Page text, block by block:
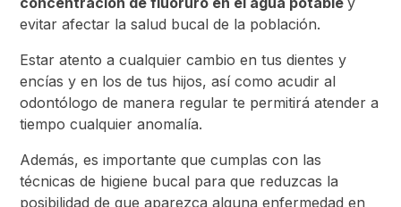
evitar afectar la salud bucal de la población.
Estar atento a cualquier cambio en tus dientes y
encías y en los de tus hijos, así como acudir al
odontólogo de manera regular te permitirá atender a
tiempo cualquier anomalía.
Además, es importante que cumplas con las
técnicas de higiene bucal para que reduzcas la
posibilidad de que aparezca alguna enfermedad en